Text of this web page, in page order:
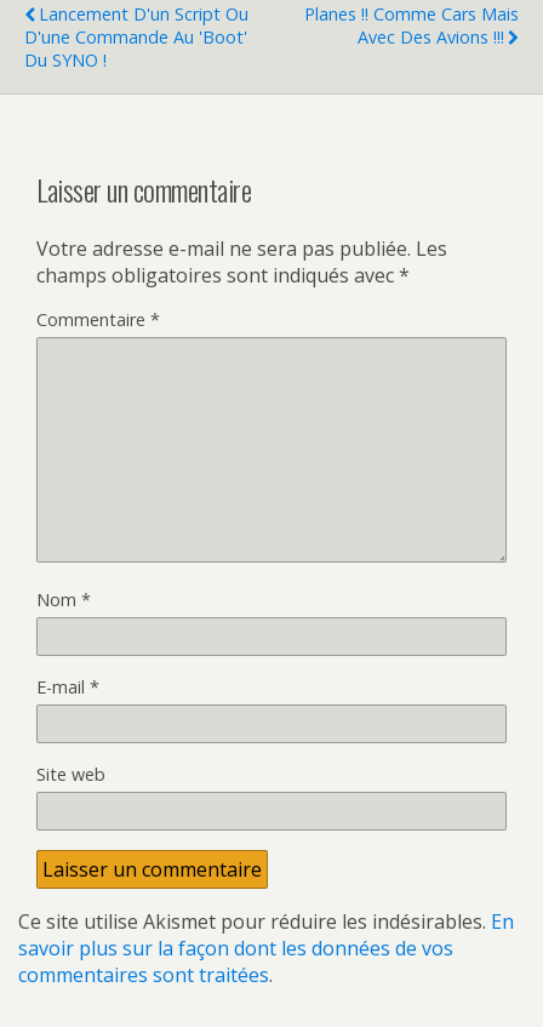
Lancement D'un Script Ou
D'une Commande Au 'boot'
Du SYNO !
Planes !! Comme Cars Mais
Avec Des Avions !!!
Laisser un commentaire
Votre adresse e-mail ne sera pas publiée. Les
champs obligatoires sont indiqués avec*
Commentaire *
Nom *
E-mail *
Site web
Ce site utilise Akismet pour réduire les indésirables. En
savoir plus sur la façon dont les données de vos
commentaires sont traitées.